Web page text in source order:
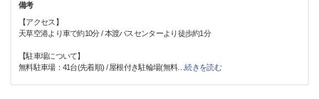
備考
【アクセス】
天草空港より車で約10分 / 本渡バスセンターより徒歩約1分
【駐車場について】
無料駐車場：41台(先着順) / 屋根付き駐輪場(無料…続きを読む